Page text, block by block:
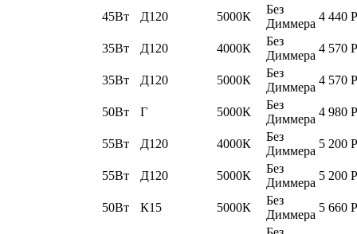
45Вт Д120 5000К
Без
Диммера
4 440 Р
35Вт Д120 4000К
Без
Диммера
4 570 Р
35Вт Д120 5000К
Без
Диммера
4 570 Р
50Вт Г 5000К
Без
Диммера
4 980 Р
55Вт Д120 4000К
Без
Диммера
5 200 Р
55Вт Д120 5000К
Без
Диммера
5 200 Р
50Вт К15 5000К
Без
Диммера
5 660 Р